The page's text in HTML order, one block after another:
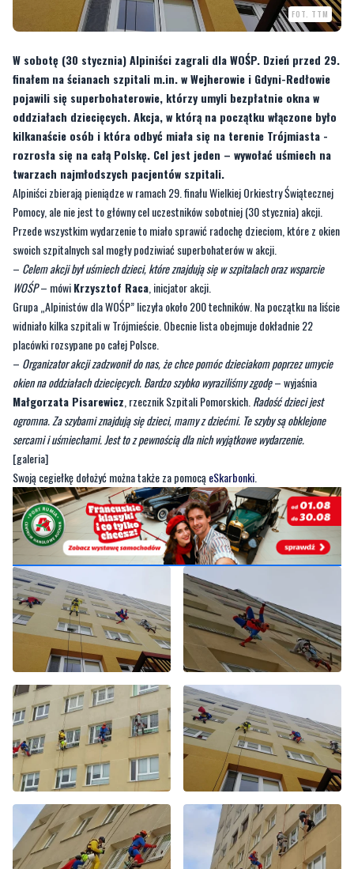
FOT. TTM
W sobotę (30 stycznia) Alpiniści zagrali dla WOŚP. Dzień przed 29.
finałem na ścianach szpitali m.in. w Wejherowie i Gdyni-Redłowie
pojawili się superbohaterowie, którzy umyli bezpłatnie okna w
oddziałach dziecięcych. Akcja, w którą na początku włączone było
kilkanaście osób i która odbyć miała się na terenie Trójmiasta -
rozrosła się na całą Polskę. Cel jest jeden – wywołać uśmiech na
twarzach najmłodszych pacjentów szpitali.
Alpiniści zbierają pieniądze w ramach 29. finału Wielkiej Orkiestry Świątecznej
Pomocy, ale nie jest to główny cel uczestników sobotniej (30 stycznia) akcji.
Przede wszystkim wydarzenie to miało sprawić radochę dzieciom, które z okien
swoich szpitalnych sal mogły podziwiać superbohaterów w akcji.
– Celem akcji był uśmiech dzieci, które znajdują się w szpitalach oraz wsparcie
WOŚP– mówiKrzysztof Raca , inicjator akcji.
Grupa „Alpinistów dla WOŚP” liczyła około 200 techników. Na początku na liście
widniało kilka szpitali w Trójmieście. Obecnie lista obejmuje dokładnie 22
placówki rozsypane po całej Polsce.
– Organizator akcji zadzwonił do nas, że chce pomóc dzieciakom poprzez umycie
okien na oddziałach dziecięcych. Bardzo szybko wyraziliśmy zgodę– wyjaśnia
Małgorzata Pisarewicz , rzecznik Szpitali Pomorskich. Radość dzieci jest
ogromna. Za szybami znajdują się dzieci, mamy z dziećmi. Te szyby są obklejone
sercami i uśmiechami. Jest to z pewnością dla nich wyjątkowe wydarzenie.
[galeria]
Swoją cegiełkę dołożyć można także za pomocą eSkarbonki